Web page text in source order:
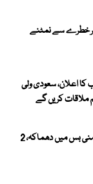
ہر خطرے سے نمٹنے
کا اعلان، سعودی ولی
ملاقات کریں گے
دمشق کے نواحی علاقے جرمانہ میں منی بس میں دھماکہ، 2